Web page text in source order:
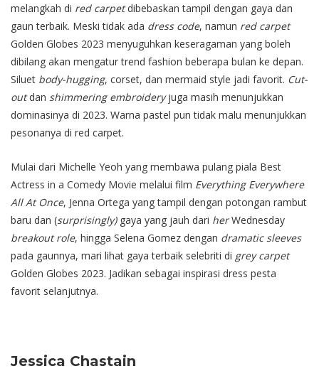
melangkah di red carpetdibebaskan tampil dengan gaya dan
gaun terbaik. Meski tidak ada dress code, namun red carpet
Golden Globes 2023 menyuguhkan keseragaman yang boleh
dibilang akan mengatur trend fashion beberapa bulan ke depan.
Siluet body-hugging, corset, dan mermaid style jadi favorit. Cut-
outdan shimmering embroideryjuga masih menunjukkan
dominasinya di 2023. Warna pastel pun tidak malu menunjukkan
pesonanya di red carpet.
Mulai dari Michelle Yeoh yang membawa pulang piala Best
Actress in a Comedy Movie melalui film Everything Everywhere
All At Once, Jenna Ortega yang tampil dengan potongan rambut
baru dan (surprisingly)gaya yang jauh dari herWednesday
breakout role, hingga Selena Gomez dengan dramatic sleeves
pada gaunnya, mari lihat gaya terbaik selebriti di grey carpet
Golden Globes 2023. Jadikan sebagai inspirasi dress pesta
favorit selanjutnya.
Jessica Chastain